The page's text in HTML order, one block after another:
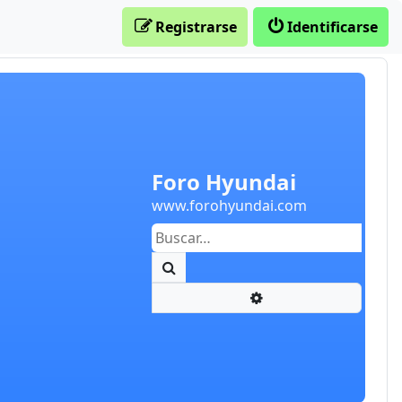
Foro Hyundai
www.forohyundai.com
Identificarse
Registrarse